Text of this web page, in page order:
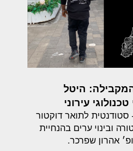
היטל
עירוני
סטודנטית לתואר דוקטור
ובינוי ערים בהנחיית
אהרון שפרכר.